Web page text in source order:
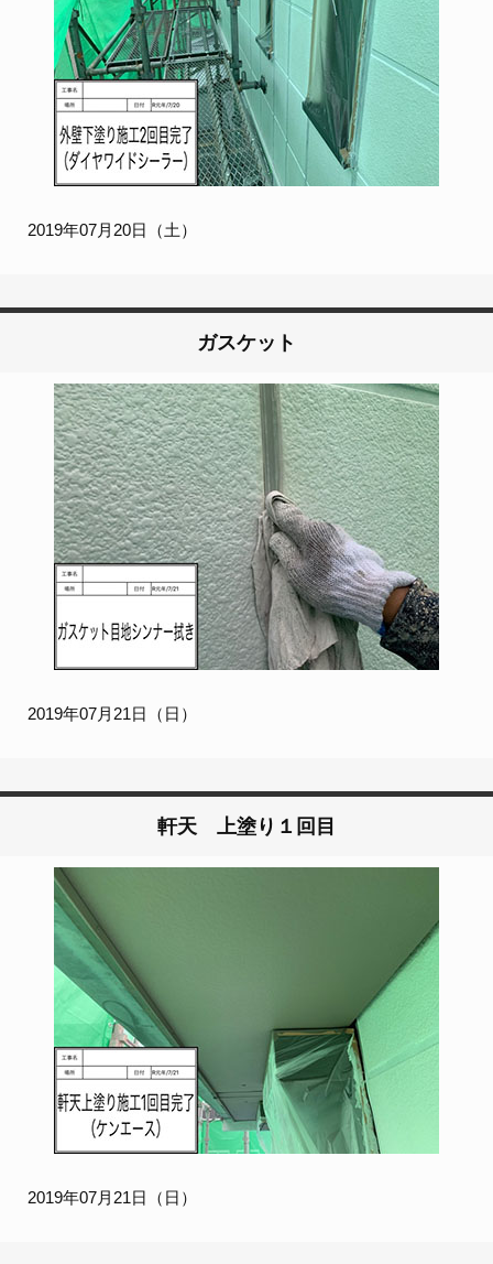
2019年07月20日（土）
ガスケット
2019年07月21日（日）
軒天 上塗り１回目
2019年07月21日（日）